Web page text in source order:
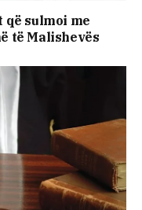
sulmoi me
të Malishevës